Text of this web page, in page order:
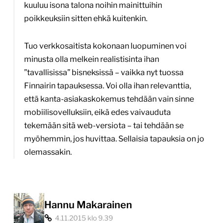
kuuluu isona talona noihin mainittuihin
poikkeuksiin sitten ehkä kuitenkin.
Tuo verkkosaitista kokonaan luopuminen voi
minusta olla melkein realistisinta ihan
”tavallisissa” bisneksissä – vaikka nyt tuossa
Finnairin tapauksessa. Voi olla ihan relevanttia,
että kanta-asiakaskokemus tehdään vain sinne
mobiilisovelluksiin, eikä edes vaivauduta
tekemään sitä web-versiota – tai tehdään se
myöhemmin, jos huvittaa. Sellaisia tapauksia on jo
olemassakin.
Hannu Makarainen
4.11.2015 klo 9.39